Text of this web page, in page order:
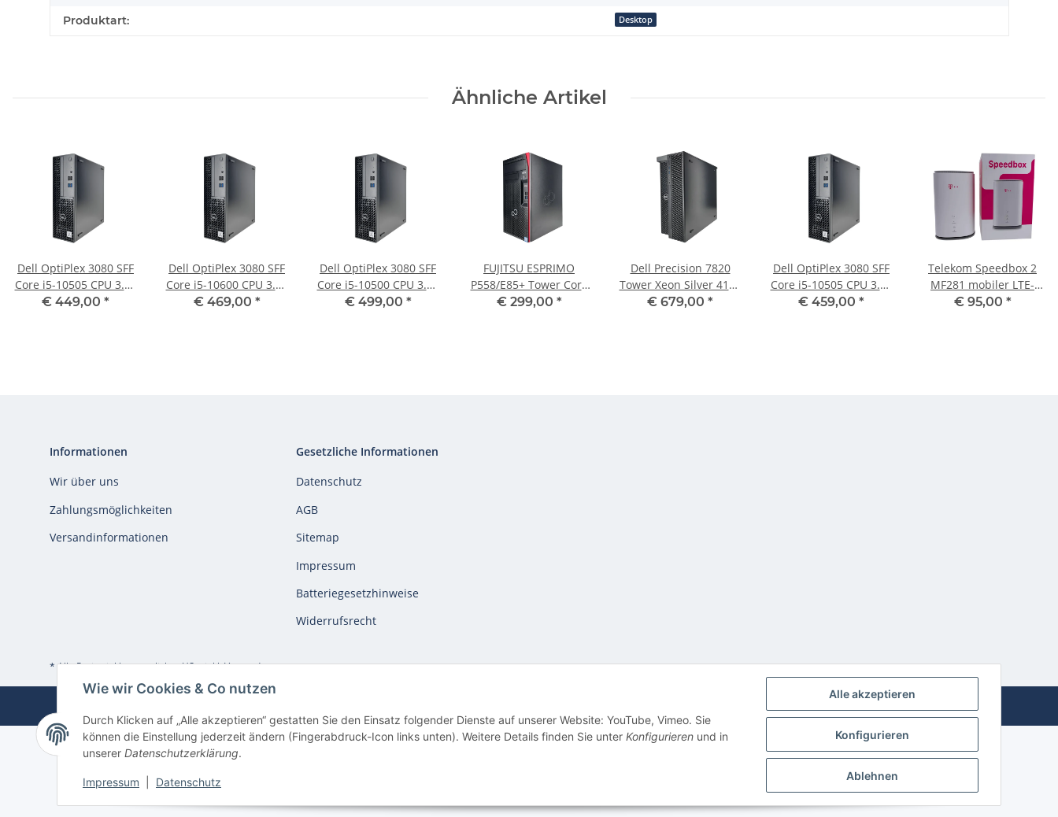
Alle akzeptieren
Konfigurieren
Ablehnen
Wie wir Cookies & Co nutzen
Durch Klicken auf „Alle akzeptieren“ gestatten Sie den Einsatz folgender Dienste auf unserer Website: YouTube, Vimeo. Sie
können die Einstellung jederzeit ändern (Fingerabdruck-Icon links unten). Weitere Details finden Sie unter Konfigurieren und in
unserer Datenschutzerklärung.
Impressum Datenschutz
Produktart: Desktop
Ähnliche Artikel
Dell OptiPlex 3080 SFF
Core i5-10505 CPU 3.20
GHz 8 GB RAM 256 GB
€ 449,00 *
Dell OptiPlex 3080 SFF
Core i5-10600 CPU 3.30
GHz 8 GB RAM 256 GB
€ 469,00 *
Dell OptiPlex 3080 SFF
Core i5-10500 CPU 3.10
GHz 16 GB RAM 512 GB
€ 499,00 *
FUJITSU ESPRIMO
P558/E85+ Tower Core
i5-9400 CPU 2.90 GHz 8
€ 299,00 *
Dell Precision 7820
Tower Xeon Silver 4110
CPU 2.10 GHz 64 GB
€ 679,00 *
Dell OptiPlex 3080 SFF
Core i5-10505 CPU 3.20
GHz 8 GB RAM 256 GB
€ 459,00 *
Telekom Speedbox 2
MF281 mobiler LTE-
Router
€ 95,00 *
Informationen
Wir über uns
Zahlungsmöglichkeiten
Versandinformationen
Gesetzliche Informationen
Datenschutz
AGB
Sitemap
Impressum
Batteriegesetzhinweise
Widerrufsrecht
* Alle Preise inkl. gesetzlicher USt., inkl.Versand